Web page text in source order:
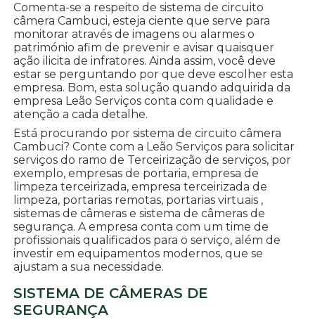
Comenta-se a respeito de sistema de circuito
câmera Cambuci, esteja ciente que serve para
monitorar através de imagens ou alarmes o
património afim de prevenir e avisar quaisquer
ação ilicita de infratores. Ainda assim, você deve
estar se perguntando por que deve escolher esta
empresa. Bom, esta solução quando adquirida da
empresa Leão Serviços conta com qualidade e
atenção a cada detalhe.
Está procurando por sistema de circuito câmera
Cambuci? Conte com a Leão Serviços para solicitar
serviços do ramo de Terceirização de serviços, por
exemplo, empresas de portaria, empresa de
limpeza terceirizada, empresa terceirizada de
limpeza, portarias remotas, portarias virtuais ,
sistemas de câmeras e sistema de câmeras de
segurança. A empresa conta com um time de
profissionais qualificados para o serviço, além de
investir em equipamentos modernos, que se
ajustam a sua necessidade.
SISTEMA DE CÂMERAS DE
SEGURANÇA